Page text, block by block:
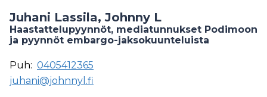
Juhani Lassila, Johnny L
Haastattelupyynnöt, mediatunnukset Podimoon
ja pyynnöt embargo-jaksokuunteluista
Puh: 0405412365
juhani@johnnyl.fi